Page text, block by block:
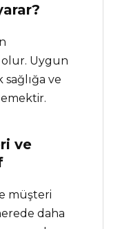
olur. Uygun
ve
ve
müşteri
daha